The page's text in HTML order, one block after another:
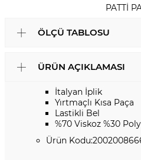
PATTI
ÖLÇÜ TABLOSU
ÜRÜN AÇIKLAMASI
İtalyan İplik
Yırtmaçlı Kısa Paça
Lastikli Bel
%70 Viskoz %30
Ürün